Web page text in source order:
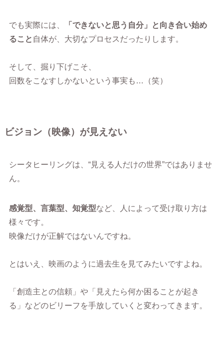
でも実際には、
「できないと思う自分」と向き合い始め
ること 自体が、大切なプロセスだったりします。
そして、掘り下げこそ、
回数をこなすしかないという事実も…（笑）
ビジョン（映像）が見えない
シータヒーリングは、“見える人だけの世界”ではありませ
ん。
感覚型、言葉型、知覚型など、人によって受け取り方は
様々です。
映像だけが正解ではないんですね。
とはいえ、映画のように過去生を見てみたいですよね。
「創造主との信頼」や「見えたら何か困ることが起き
る」などのビリーフを手放していくと変わってきます。